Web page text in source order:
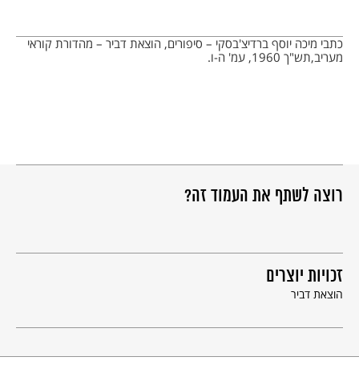
כתבי מיכה יוסף ברדיצ'בסקי – סיפורים, הוצאת דביר – מהדורת קוראי
מעריב,תש"ך 1960, עמ' ה-ו.
רוצה לשתף את העמוד זה?
זכויות יוצרים
הוצאת דביר